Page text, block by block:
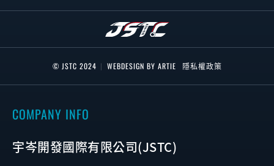
© JSTC 2024 | WEBDESIGN BY ARTIE 隱私權政策
COMPANY INFO
宇岑開發國際有限公司(JSTC)